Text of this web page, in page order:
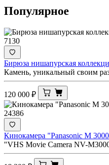
Популярное
7130
Бирюза нишапурская
Камень, уникальный своим
120 000 ₽
24386
Кинокамера "Panasonic M
"VHS Movie Camera NV-